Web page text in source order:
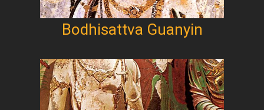
Bodhisattva Guanyin